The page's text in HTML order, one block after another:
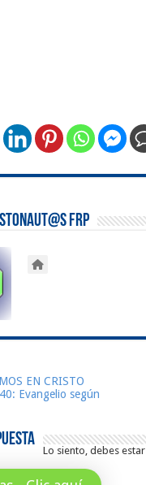
FRP
EN CRISTO
Evangelio según
Lo siento, debes estar